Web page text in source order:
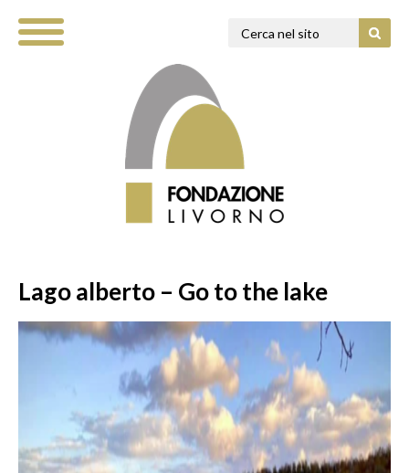
Lago alberto – Go to the lake